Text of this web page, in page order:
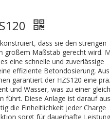
dass sie den strengen
großem Maßstab gerecht wird.
eine schnelle und zuverlässige
effiziente Betondosierung.
garantiert der HZS120 eine
und Wasser, was zu einer
führt. Diese Anlage ist darauf
die Einheitlichkeit jeder Charge
sorgt für dauerhafte